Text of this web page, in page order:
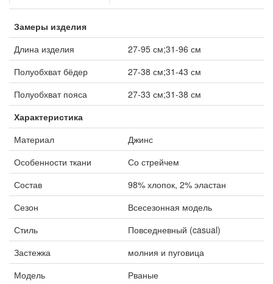
Замеры изделия
Длина изделия
27-95 см;31-96 см
Полуобхват бёдер
27-38 см;31-43 см
Полуобхват пояса
27-33 см;31-38 см
Характеристика
Материал
Джинс
Особенности ткани
Со стрейчем
Состав
98% хлопок, 2% эластан
Сезон
Всесезонная модель
Стиль
Повседневный (casual)
Застежка
молния и пуговица
Модель
Рваные